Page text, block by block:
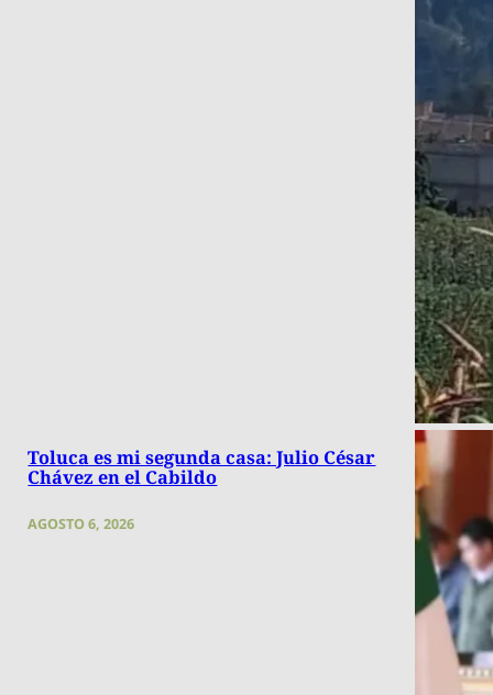
Toluca es mi segunda casa: Julio César
Chávez en el Cabildo
AGOSTO 6, 2026